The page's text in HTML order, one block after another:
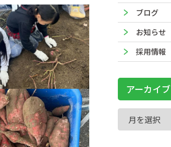
ブログ
お知らせ
採用情報
アーカイブ